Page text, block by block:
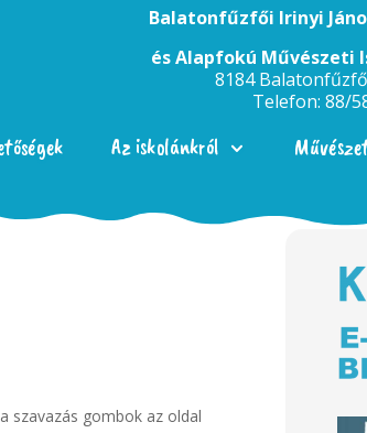
Balatonfűzfői Irinyi
és Alapfokú Művészeti
8184
Telefon: 88/
Az iskolánkról
szavazás gombok az oldal